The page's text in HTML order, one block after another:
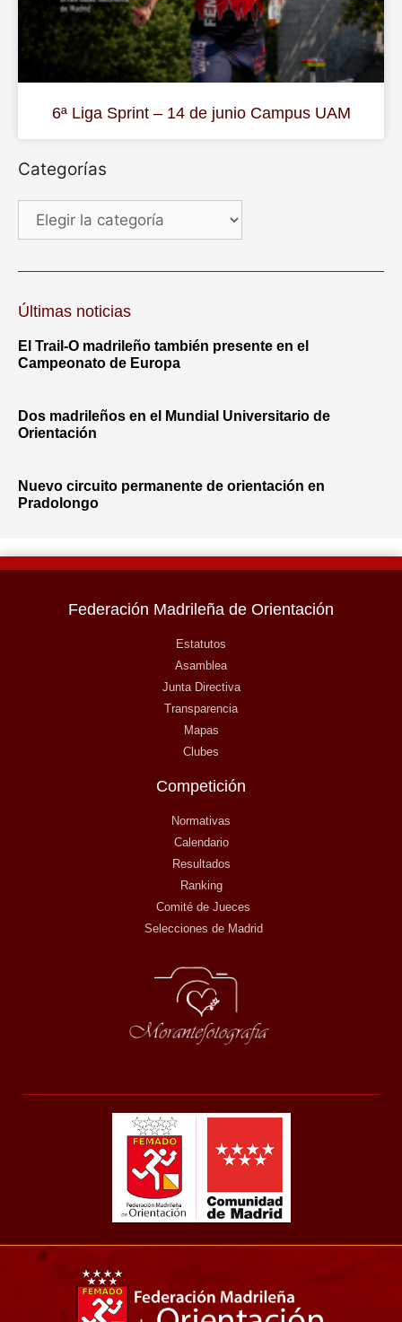
6ª Liga Sprint – 14 de junio Campus UAM
Categorías
Últimas noticias
El Trail-O madrileño también presente en el
Campeonato de Europa
Dos madrileños en el Mundial Universitario de
Orientación
Nuevo circuito permanente de orientación en
Pradolongo
Federación Madrileña de Orientación
Estatutos
Asamblea
Junta Directiva
Transparencia
Mapas
Clubes
Competición
Normativas
Calendario
Resultados
Ranking
Comité de Jueces
Selecciones de Madrid